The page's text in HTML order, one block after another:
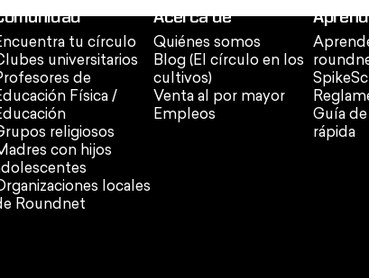
tu círculo
universitarios
de
Física /
religiosos
con hijos
locales
Roundnet
Acerca de
Quiénes somos
Blog (El círculo en los
cultivos)
Venta al por mayor
Empleos
Guía
rápida